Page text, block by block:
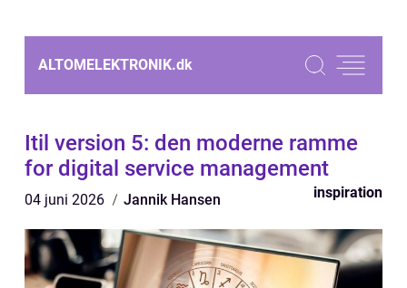
ALTOMELEKTRONIK.dk
Itil version 5: den moderne ramme
for digital service management
04 juni 2026 Jannik Hansen inspiration